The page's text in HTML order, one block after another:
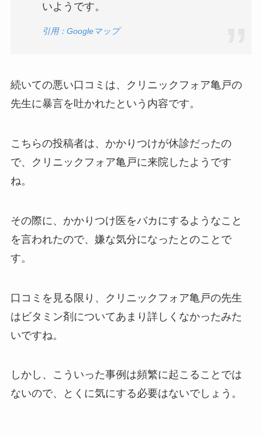
いようです。
引用：Googleマップ
続いての悪い口コミは、クリニックフォア亀戸の
先生に暴言を吐かれたという内容です。
こちらの投稿者は、かかりつけが休診だったの
で、クリニックフォア亀戸に来院したようです
ね。
その際に、かかりつけ医をバカにするようなこと
を言われたので、嫌な気分になったとのことで
す。
口コミを見る限り、クリニックフォア亀戸の先生
はビタミン剤についてあまり詳しくなかったみた
いですね。
しかし、こういった事例は頻繁に起こることでは
ないので、とくに気にする必要はないでしょう。